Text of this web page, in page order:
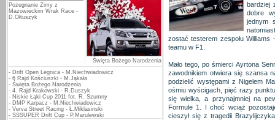
Pożegnanie Zimy z
Mazowieckim Wrak Race -
D.Ołtuszyk
Święta Bożego Narodzenia
- Drift Open Legnica - M.Niechwiadowicz
- 6 Rajd Kościuszki - M.Jąkała
- Święta Bożego Narodzenia
- 4. Rajd Krakowski - R.Duszyk
- Niskie Łąki Cup 2011 fot. R. Szumny
- DMP Karpacz - M.Niechwiadowicz
- Verva Street Racing - Ł.Miklasinski
- SSSUPER Drift Cup - P.Marulewski
bardziej
dobre
jednym
zostać testerem zespołu
teamu w F1.
Mało tego, po śmierci Ayrtona
zawodnikiem otwiera się szansa
podzielić występami z Nigelem
ośmiu wyścigach, pięć razy
się wielka, a przynajmniej na
Formule 1. I choć wciąż
cieszył się z tragedii